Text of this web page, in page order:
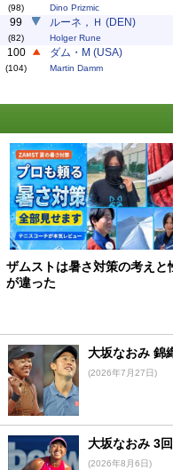
(98) Dino Prizmic
99
(82)
ルーネ，Ｈ (DEN)
Holger Rune
100
(104)
ダム・M (USA)
Martin Damm
ザムストは暑さ対策の考えと
が違った
大坂なおみ 錦
(2026年7月27日)
大坂なおみ 3
(2026年8月6日)